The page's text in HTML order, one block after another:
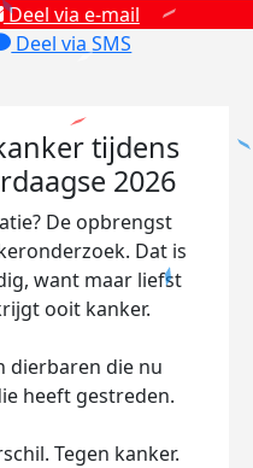
Deel via e-mail
Deel via SMS
tijdens
2026
De opbrengst
Dat is
want maar liefst
ooit kanker.
dierbaren die nu
heeft gestreden.
Tegen kanker.